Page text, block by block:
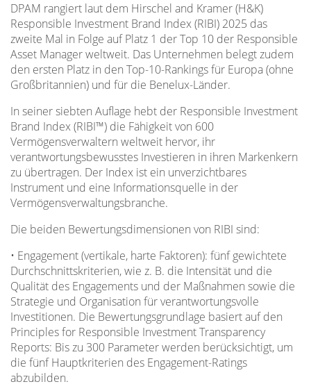
DPAM rangiert laut dem Hirschel and Kramer (H&K)
Responsible Investment Brand Index (RIBI) 2025 das
zweite Mal in Folge auf Platz 1 der Top 10 der Responsible
Asset Manager weltweit. Das Unternehmen belegt zudem
den ersten Platz in den Top-10-Rankings für Europa (ohne
Großbritannien) und für die Benelux-Länder.
In seiner siebten Auflage hebt der Responsible Investment
Brand Index (RIBI™) die Fähigkeit von 600
Vermögensverwaltern weltweit hervor, ihr
verantwortungsbewusstes Investieren in ihren Markenkern
zu übertragen. Der Index ist ein unverzichtbares
Instrument und eine Informationsquelle in der
Vermögensverwaltungsbranche.
Die beiden Bewertungsdimensionen von RIBI sind:
• Engagement (vertikale, harte Faktoren): fünf gewichtete
Durchschnittskriterien, wie z. B. die Intensität und die
Qualität des Engagements und der Maßnahmen sowie die
Strategie und Organisation für verantwortungsvolle
Investitionen. Die Bewertungsgrundlage basiert auf den
Principles for Responsible Investment Transparency
Reports: Bis zu 300 Parameter werden berücksichtigt, um
die fünf Hauptkriterien des Engagement-Ratings
abzubilden.